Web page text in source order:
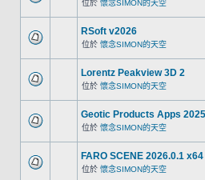
位於 懷念SIMON的天空
RSoft v2026
位於 懷念SIMON的天空
Lorentz Peakview 3D 2
位於 懷念SIMON的天空
Geotic Products Apps
位於 懷念SIMON的天空
FARO SCENE 2026.0.1
位於 懷念SIMON的天空